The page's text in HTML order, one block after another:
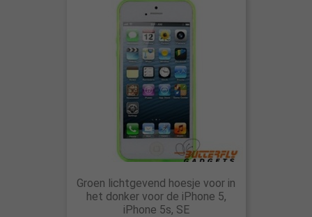
Groen lichtgevend hoesje voor in
het donker voor de iPhone 5,
iPhone 5s, SE